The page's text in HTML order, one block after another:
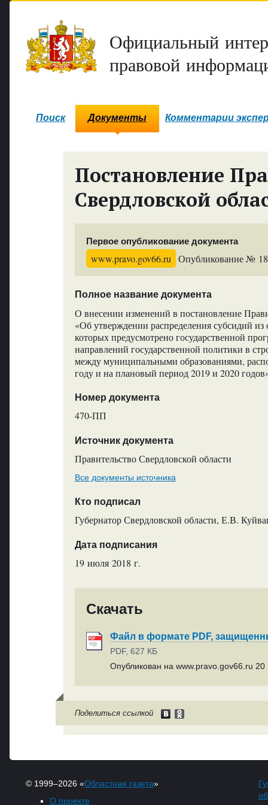
Официальный
правовой
Поиск Документы Комментарии
Постановление
Свердловской
Первое опубликование документа
www.pravo.gov66.ru Опубликование №
Полное название документа
О внесении изменений в постановление
«Об утверждении распределения субсидий
которых предусмотрено государственной
направлений государственной политики в
между муниципальными образованиями,
году и на плановый период 2019 и 2020
Номер документа
470-ПП
Источник документа
Правительство Свердловской области
Все документы источника
Кто подписал
Губернатор Свердловской области, Е.В.
Дата подписания
19 июля 2018 г.
Скачать
Файл в формате PDF,
PDF, 627 КБ
Опубликован на www.pravo.gov66.ru 20
Поделиться ссылкой
© 1999–2026 «Областная газета»
О проекте